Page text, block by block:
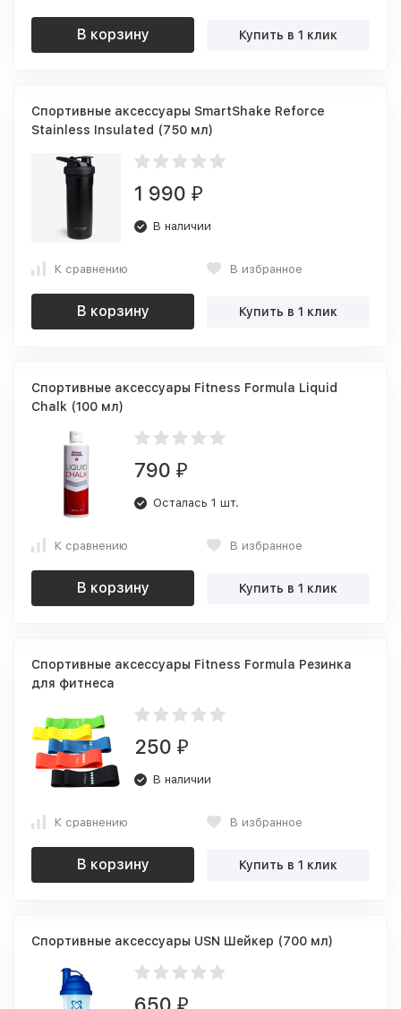
В корзину Купить в 1 клик
Спортивные аксессуары SmartShake Reforce
Stainless Insulated (750 мл)
1 990 ₽
В наличии
К сравнению В избранное
В корзину Купить в 1 клик
Спортивные аксессуары Fitness Formula Liquid
Chalk (100 мл)
790 ₽
Осталась 1 шт.
К сравнению В избранное
В корзину Купить в 1 клик
Спортивные аксессуары Fitness Formula Резинка
для фитнеса
250 ₽
В наличии
К сравнению В избранное
В корзину Купить в 1 клик
Спортивные аксессуары USN Шейкер (700 мл)
₽